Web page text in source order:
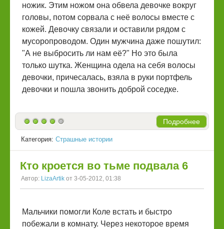
ножик. Этим ножом она обвела девочке вокруг
головы, потом сорвала с неё волосы вместе с
кожей. Девочку связали и оставили рядом с
мусоропроводом. Один мужчина даже пошутил:
"А не выбросить ли нам её?" Но это была
только шутка. Женщина одела на себя волосы
девочки, причесалась, взяла в руки портфель
девочки и пошла звонить доброй соседке.
Подробнее
Категория: Страшные истории
Кто кроется во тьме подвала 6
Автор: LizaArtik от 3-05-2012, 01:38
Мальчики помогли Коле встать и быстро
побежали в комнату. Через некоторое время